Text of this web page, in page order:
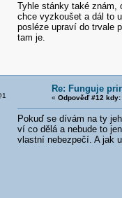
Tyhle stánky také znám,
chce vyzkoušet a dál to
posléze upraví do trvale
tam je.
Re: Funguje
« Odpověď #12 kdy:
Pokuď se dívám na ty
ví co dělá a nebude to
vlastní nebezpečí. A jak